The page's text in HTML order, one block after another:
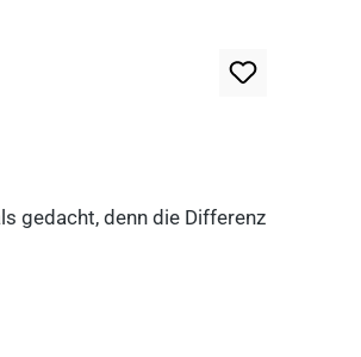
gedacht, denn die Differenz